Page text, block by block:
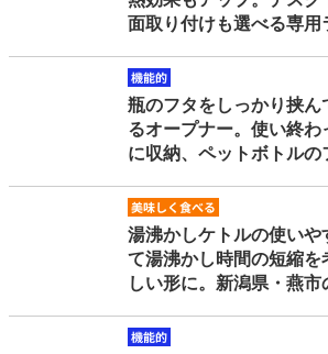
面取り付けも選べる専用
瓶のフタをしっかり挟ん
るオープナー。使い終わ
に収納、ペットボトル
湯沸かしケトルの使いや
て湯沸かし時間の短縮を
しい形に。新潟県・燕市